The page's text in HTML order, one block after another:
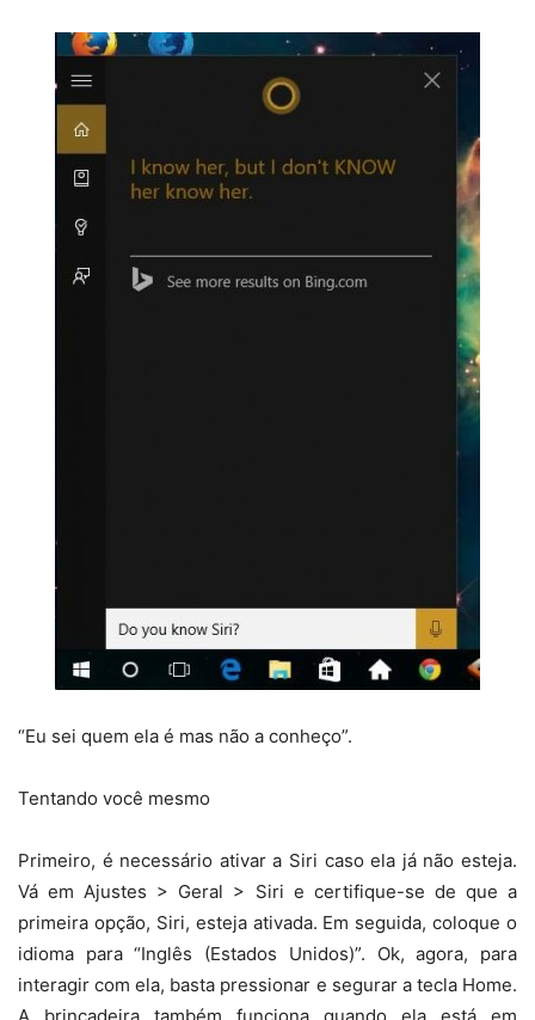
“Eu sei quem ela é mas não a conheço”.
Tentando você mesmo
Primeiro, é necessário ativar a Siri caso ela já não esteja.
Vá em Ajustes > Geral > Siri e certifique-se de que a
primeira opção, Siri, esteja ativada. Em seguida, coloque o
idioma para “Inglês (Estados Unidos)”. Ok, agora, para
interagir com ela, basta pressionar e segurar a tecla Home.